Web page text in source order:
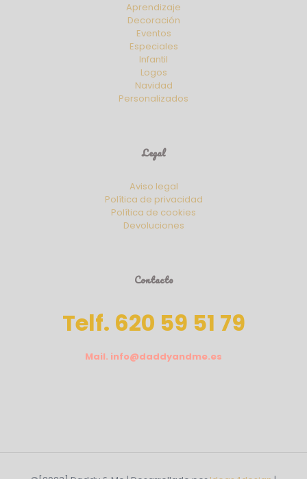
Aprendizaje
Decoración
Eventos
Especiales
Infantil
Logos
Navidad
Personalizados
Legal
Aviso legal
Política de privacidad
Política de cookies
Devoluciones
Contacto
Telf. 620 59 51 79
Mail. info@daddyandme.es